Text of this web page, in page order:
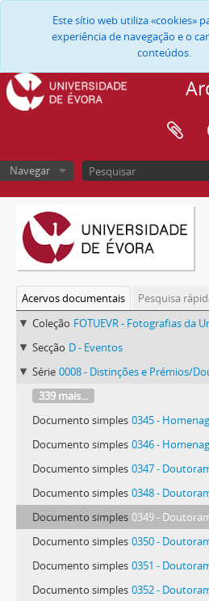
Este sítio web utiliza «cookies»
experiência de navegação e o
conteúdos.
Navegar
Acervos documentais
Pesquisa
Coleção FOTUEVR - Fotografias da
Secção D - Eventos
Série 0008 - Distinções e Prémios/Doutoramentos
339 mais...
Documento simples 0345 -
Documento simples 0346 -
Documento simples 0347 -
Documento simples 0348 -
Documento simples 0349 -
Documento simples 0350 -
Documento simples 0351 - Doutoramento
Documento simples 0352 - Doutoramento